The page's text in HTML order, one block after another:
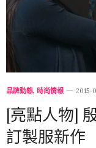
品牌動態, 時尚情報 2015-
[亮點人物]
訂製服新作